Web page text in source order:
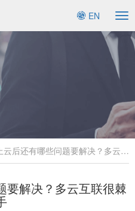
EN
后还有哪些问题要解决？多云互联很棘手
要解决？多云互联很棘